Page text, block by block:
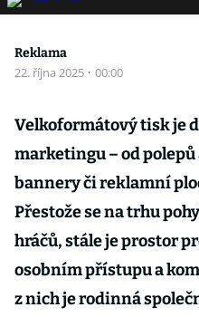
Reklama
22. října 2025 · 00:00
Velkoformátový tisk je
marketingu – od polepů
bannery či reklamní
Přestože se na trhu
hráčů, stále je prostor
osobním přístupu a
z nich je rodinná